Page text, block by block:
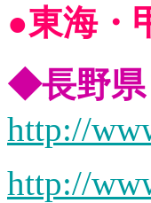
●東海・
◆長野
http://
http://